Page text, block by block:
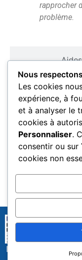
rapprocher
problème.
ECOLE NATIONALE DE
Nous
Les cookies
expérience, à
et à analyser le
cookies à
Personnaliser.
consentir ou sur
cookies non